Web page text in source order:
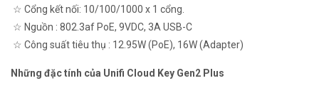
☆ Cổng kết nối: 10/100/1000 x 1 cổng.
☆ Nguồn : 802.3af PoE, 9VDC, 3A USB-C
☆ Công suất tiêu thụ : 12.95W (PoE), 16W (Adapter)
Những đặc tính của Unifi Cloud Key Gen2 Plus